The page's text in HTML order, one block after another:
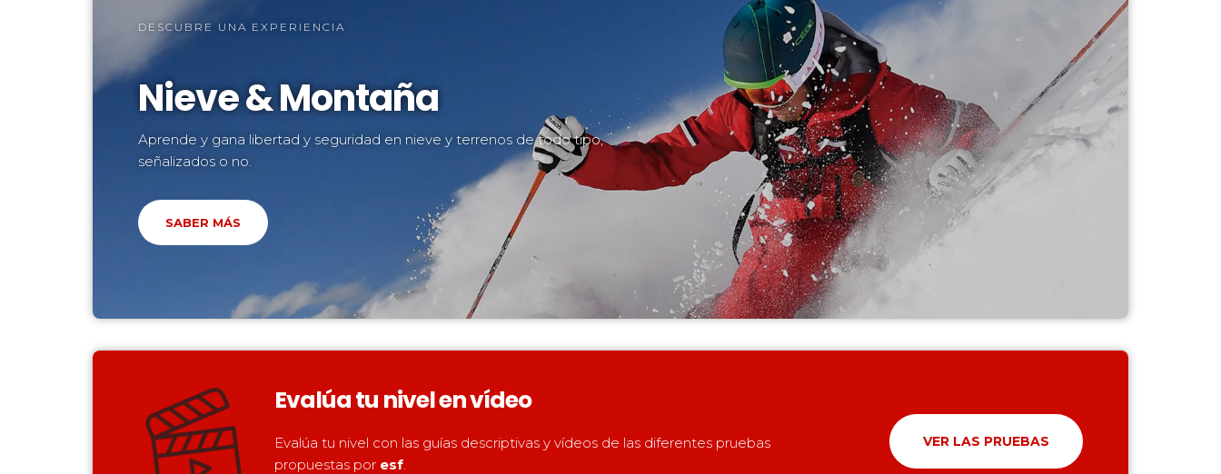
DESCUBRE UNA EXPERIENCIA
Nieve & Montaña
Aprende y gana libertad y seguridad en nieve y terrenos de todo tipo,
señalizados o no.
SABER MÁS
Evalúa tu nivel en vídeo
Evalúa tu nivel con las guías descriptivas y vídeos de las diferentes pruebas
propuestas por esf.
VER LAS PRUEBAS